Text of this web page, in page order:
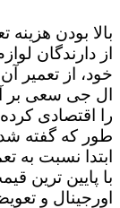
بالا بودن
از دارندگان
خود، از تعمیر
ال جی سعی بر
را اقتصادی
طور که گفته
ابتدا نسبت به
با پایین ترین
اورجینال و